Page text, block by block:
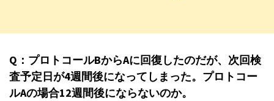
Q：プロトコールBからAに回復したのだが、次回検
査予定日が4週間後になってしまった。プロトコー
ルAの場合12週間後にならないのか。